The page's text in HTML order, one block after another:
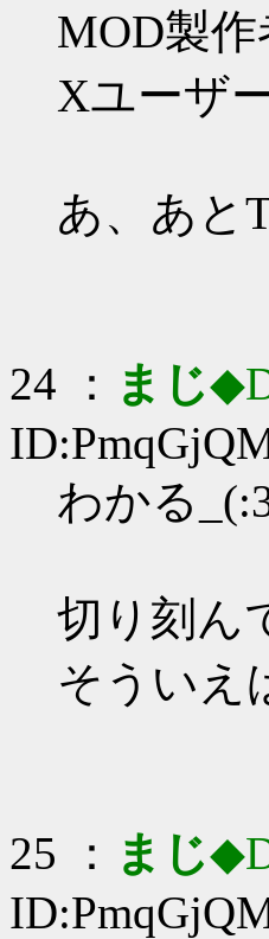
MOD製
Xユーザ
あ、あと
24 ： まじ
わかる_(:3
切り刻ん
そうい
25 ： まじ